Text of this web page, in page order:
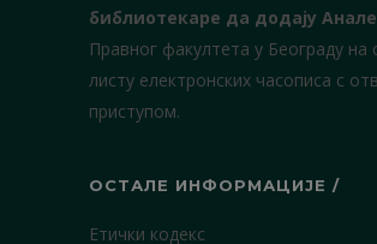
библиотекаре да додају Анале
Правног факултета у Београду на
листу електронских часописа с
приступом.
ОСТАЛЕ ИНФОРМАЦИЈЕ /
Етички кодекс